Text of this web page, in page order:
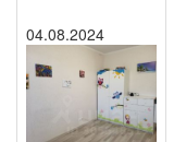
04.08.2024